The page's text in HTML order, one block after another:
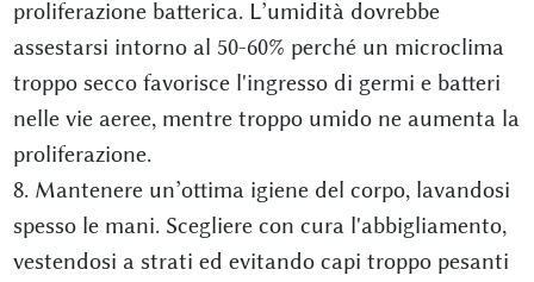
proliferazione batterica. L’umidità dovrebbe
assestarsi intorno al 50-60% perché un microclima
troppo secco favorisce l'ingresso di germi e batteri
nelle vie aeree, mentre troppo umido ne aumenta la
proliferazione.
8. Mantenere un’ottima igiene del corpo, lavandosi
spesso le mani. Scegliere con cura l'abbigliamento,
vestendosi a strati ed evitando capi troppo pesanti